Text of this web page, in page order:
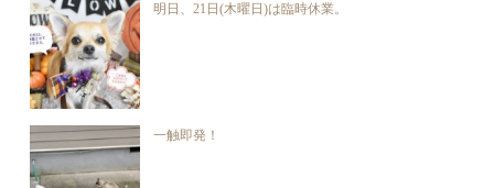
明日、21日(木曜日)は臨時休業。
一触即発！